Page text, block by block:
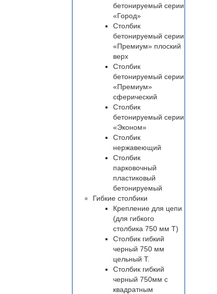
бетонируемый серии
«Город»
Столбик
бетонируемый серии
«Премиум» плоский
верх
Столбик
бетонируемый серии
«Премиум»
сферический
Столбик
бетонируемый серии
«Эконом»
Столбик
нержавеющий
Столбик
парковочный
пластиковый
бетонируемый
Гибкие столбики
Крепление для цепи
(для гибкого
столбика 750 мм Т)
Столбик гибкий
черный 750 мм
цельный Т.
Столбик гибкий
черный 750мм с
квадратным